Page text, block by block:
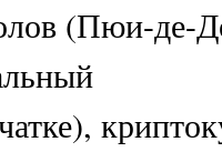
(Пюи-де-